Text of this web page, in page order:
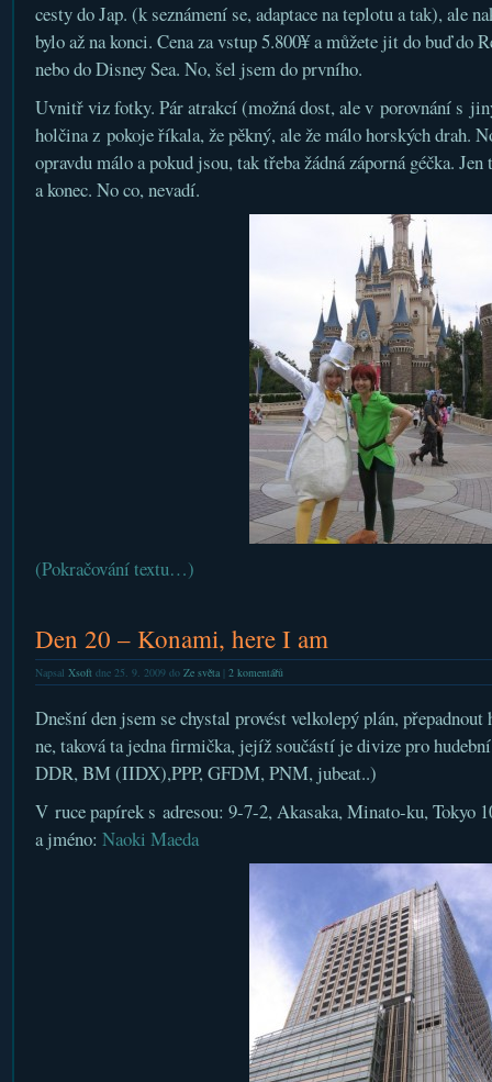
cesty do Jap. (k seznámení se, adaptace na teplotu a tak), ale
bylo až na konci. Cena za vstup 5.800¥ a můžete jit do buď do
nebo do Disney Sea. No, šel jsem do prvního.
Uvnitř viz fotky. Pár atrakcí (možná dost, ale v porovnání s
holčina z pokoje říkala, že pěkný, ale že málo horských drah.
opravdu málo a pokud jsou, tak třeba žádná záporná géčka.
a konec. No co, nevadí.
(Pokračování textu…)
Den 20 – Konami, here I am
Napsal Xsoftdne 25. 9. 2009 do Ze světa| 2 komentářů
Dnešní den jsem se chystal provést velkolepý plán,
ne, taková ta jedna firmička, jejíž součástí je divize pro
DDR, BM (IIDX),PPP, GFDM, PNM, jubeat..)
V ruce papírek s adresou: 9-7-2, Akasaka, Minato-ku, Tokyo
a jméno: Naoki Maeda